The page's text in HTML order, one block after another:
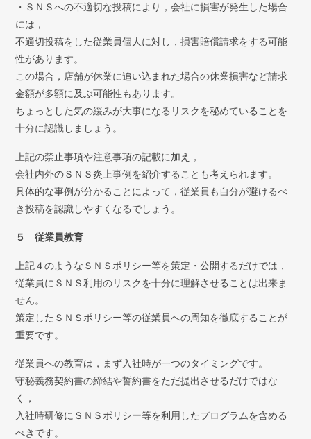
・ＳＮＳへの不適切な投稿により，会社に損害が発生した場合
には，
不適切投稿をした従業員個人に対し，損害賠償請求をする可能
性があります。
この場合，店舗が休業に追い込まれた場合の休業損害など請求
金額が多額に及ぶ可能性もあります。
ちょっとした気の緩みが大事になるリスクを秘めていることを
十分に認識しましょう。
上記の禁止事項や注意事項の記載に加え，
会社内外のＳＮＳ炎上事例を紹介することも考えられます。
具体的な事例が分かることによって，従業員も自分が避けるべ
き投稿を認識しやすくなるでしょう。
５ 従業員教育
上記４のようなＳＮＳポリシー等を策定・公開するだけでは，
従業員にＳＮＳ利用のリスクを十分に理解させることは出来ま
せん。
策定したＳＮＳポリシー等の従業員への周知を徹底することが
重要です。
従業員への教育は，まず入社時が一つのタイミングです。
守秘義務契約書の締結や誓約書をただ提出させるだけではな
く，
入社時研修にＳＮＳポリシー等を利用したプログラムを含める
べきです。